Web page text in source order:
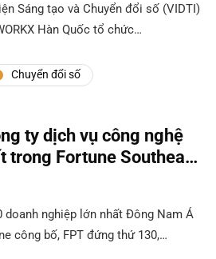
Sáng tạo và Chuyển đổi số (VIDTI)
Hàn Quốc tổ chức…
Chuyển đổi số
ty dịch vụ công nghệ
trong Fortune Southeast
doanh nghiệp lớn nhất Đông Nam Á
công bố, FPT đứng thứ 130,…